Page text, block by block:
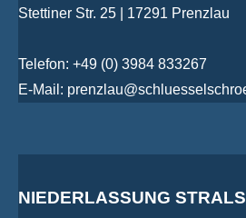
Stettiner Str. 25 | 17291 Prenzlau
Telefon: +49 (0) 3984 833267
E-Mail:
NIEDERLASSUNG